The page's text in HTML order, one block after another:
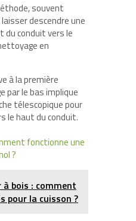
souvent
descendre une
du conduit vers le
en
à la première
par le bas implique
télescopique pour
le haut du conduit.
fonctionne une
?
à bois : comment
pour la cuisson ?